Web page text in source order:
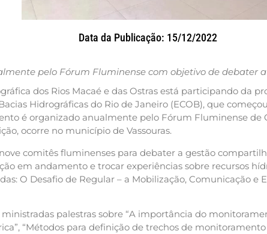
Data da Publicação: 15/12/2022
pelo Fórum Fluminense com objetivo de debater
dos Rios Macaé e das Ostras está participando da
Hidrográficas do Rio de Janeiro (ECOB), que
é organizado anualmente pelo Fórum Fluminense de
ocorre no município de Vassouras.
comitês fluminenses para debater a gestão
em andamento e trocar experiências sobre recursos
O Desafio de Regular – a Mobilização, Comunicação e
palestras sobre “A importância do
“Métodos para definição de trechos de